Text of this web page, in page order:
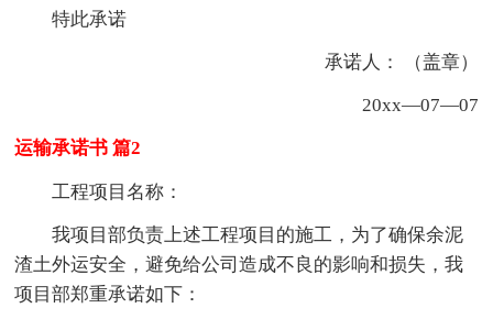
特此承诺
承诺人： （盖章）
20xx—07—07
运输承诺书 篇2
工程项目名称：
我项目部负责上述工程项目的施工，为了确保余泥
渣土外运安全，避免给公司造成不良的影响和损失，我
项目部郑重承诺如下：